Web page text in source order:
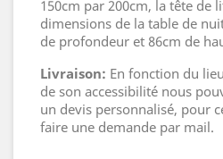
150cm par 200cm, la tête de
dimensions de la table de
de profondeur et 86cm de
Livraison: En fonction du
de son accessibilité nous
un devis personnalisé, pour
faire une demande par mail.